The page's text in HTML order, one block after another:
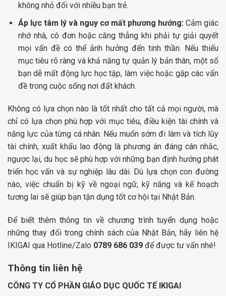
không nhỏ đối với nhiều bạn trẻ.
Áp lực tâm lý và nguy cơ mất phương hướng: Cảm giác
nhớ nhà, cô đơn hoặc căng thẳng khi phải tự giải quyết
mọi vấn đề có thể ảnh hưởng đến tinh thần. Nếu thiếu
mục tiêu rõ ràng và khả năng tự quản lý bản thân, một số
bạn dễ mất động lực học tập, làm việc hoặc gặp các vấn
đề trong cuộc sống nơi đất khách.
Không có lựa chọn nào là tốt nhất cho tất cả mọi người, mà
chỉ có lựa chọn phù hợp với mục tiêu, điều kiện tài chính và
năng lực của từng cá nhân. Nếu muốn sớm đi làm và tích lũy
tài chính, xuất khẩu lao động là phương án đáng cân nhắc,
ngược lại, du học sẽ phù hợp với những bạn định hướng phát
triển học vấn và sự nghiệp lâu dài. Dù lựa chọn con đường
nào, việc chuẩn bị kỹ về ngoại ngữ, kỹ năng và kế hoạch
tương lai sẽ giúp bạn tận dụng tốt cơ hội tại Nhật Bản.
Để biết thêm thông tin về chương trình tuyển dụng hoặc
những thay đổi trong chính sách của Nhật Bản, hãy liên hệ
IKIGAI qua Hotline/Zalo 0789 686 039 để được tư vấn nhé!
Thông tin liên hệ
CÔNG TY CỔ PHẦN GIÁO DỤC QUỐC TẾ IKIGAI